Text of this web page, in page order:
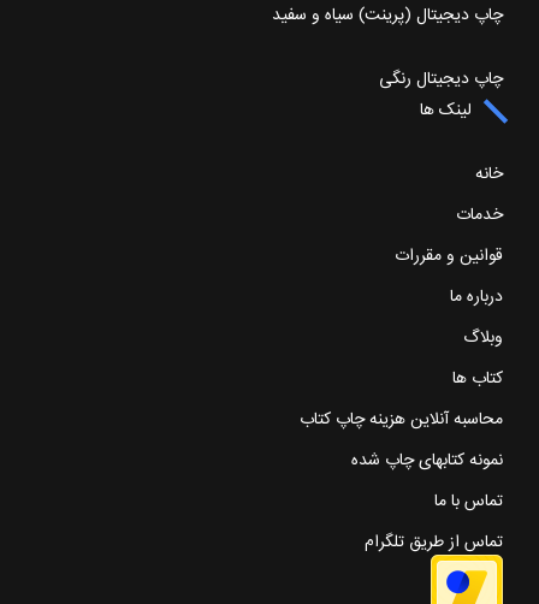
چاپ دیجیتال (پرینت) سیاه و سفید
چاپ دیجیتال رنگی
لینک ها
خانه
خدمات
قوانین و مقررات
درباره ما
وبلاگ
کتاب ها
محاسبه آنلاین هزینه چاپ کتاب
نمونه کتابهای چاپ شده
تماس با ما
تماس از طریق تلگرام